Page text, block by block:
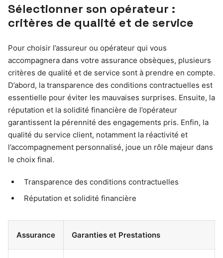
Sélectionner son opérateur :
critères de qualité et de service
Pour choisir l’assureur ou opérateur qui vous
accompagnera dans votre assurance obsèques, plusieurs
critères de qualité et de service sont à prendre en compte.
D’abord, la transparence des conditions contractuelles est
essentielle pour éviter les mauvaises surprises. Ensuite, la
réputation et la solidité financière de l’opérateur
garantissent la pérennité des engagements pris. Enfin, la
qualité du service client, notamment la réactivité et
l’accompagnement personnalisé, joue un rôle majeur dans
le choix final.
Transparence des conditions contractuelles
Réputation et solidité financière
Assurance Garanties et Prestations